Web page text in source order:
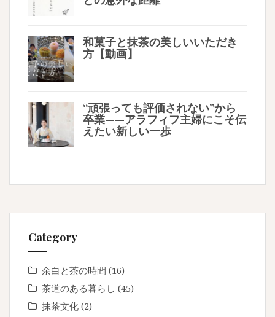
和菓子と抹茶の美しいいただき
方【動画】
“頑張っても評価されない”から
卒業——アラフィフ主婦にこそ伝
えたい新しい一歩
Category
余白と茶の時間 (16)
茶道のある暮らし (45)
抹茶文化 (2)